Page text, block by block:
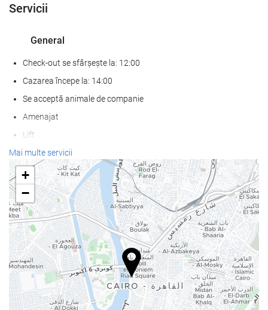
Servicii
General
Check-out se sfârșește la: 12:00
Cazarea începe la: 14:00
Se acceptă animale de companie
Amenajat
Lift
Acces pentru persoanele cu mobilitate redusă
Camere pentru nefumători
Zonă pentru fumat
camere izolate fonic
SPA
șezlonguri sau paturi de plajă
umbrele de plajă
Spa
Mai multe servicii
+
−